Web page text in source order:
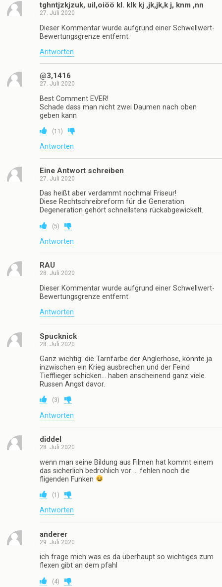
tghntjzkjzuk, uil,oiöö kl. klk kj ,jk,jk,k j, knm ,nn
27. Juli 2020
Dieser Kommentar wurde aufgrund einer Schwellwert-
Bewertungsgrenze entfernt.
Antworten
@3,1416
27. Juli 2020
Best Comment EVER!
Schade dass man nicht zwei Daumen nach oben
geben kann
(11 )
Antworten
Eine Antwort schreiben
27. Juli 2020
Das heißt aber verdammt nochmal Friseur!
Diese Rechtschreibreform für die Generation
Degeneration gehört schnellstens rückabgewickelt.
(5)
Antworten
RAU
28. Juli 2020
Dieser Kommentar wurde aufgrund einer Schwellwert-
Bewertungsgrenze entfernt.
Antworten
Spucknick
28. Juli 2020
Ganz wichtig: die Tarnfarbe der Anglerhose, könnte ja
inzwischen ein Krieg ausbrechen und der Feind
Tiefflieger schicken… haben anscheinend ganz viele
Russen Angst davor.
(3)
Antworten
diddel
28. Juli 2020
wenn man seine Bildung aus Filmen hat kommt einem
das sicherlich bedrohlich vor … fehlen noch die
fligenden Funken
(1 )
Antworten
anderer
29. Juli 2020
ich frage mich was es da überhaupt so wichtiges zum
flexen gibt an dem pfahl
(4)